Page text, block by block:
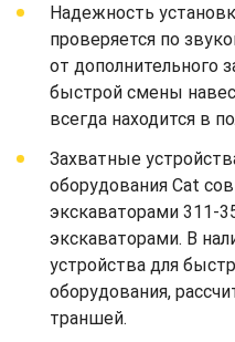
Надежность
проверяется по
от дополнительного
быстрой смены
всегда находится в
Захватные
оборудования Cat
экскаваторами 311-
экскаваторами. В
устройства для
оборудования,
траншей.